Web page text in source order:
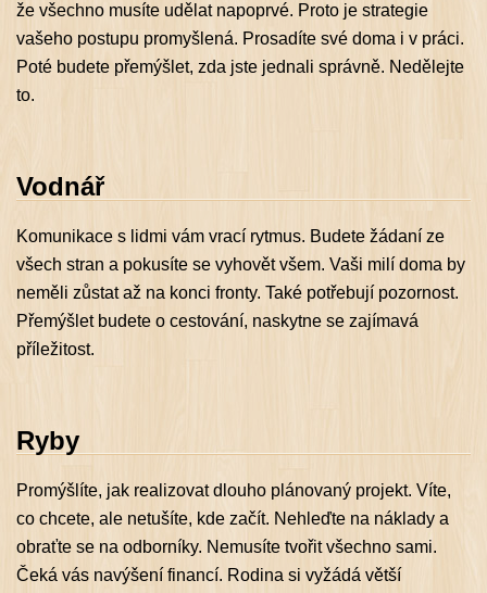
že všechno musíte udělat napoprvé. Proto je strategie
vašeho postupu promyšlená. Prosadíte své doma i v práci.
Poté budete přemýšlet, zda jste jednali správně. Nedělejte
to.
Vodnář
Komunikace s lidmi vám vrací rytmus. Budete žádaní ze
všech stran a pokusíte se vyhovět všem. Vaši milí doma by
neměli zůstat až na konci fronty. Také potřebují pozornost.
Přemýšlet budete o cestování, naskytne se zajímavá
příležitost.
Ryby
Promýšlíte, jak realizovat dlouho plánovaný projekt. Víte,
co chcete, ale netušíte, kde začít. Nehleďte na náklady a
obraťte se na odborníky. Nemusíte tvořit všechno sami.
Čeká vás navýšení financí. Rodina si vyžádá větší